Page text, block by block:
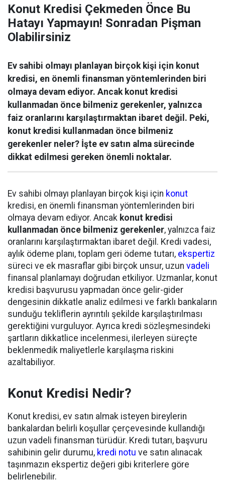
Konut Kredisi Çekmeden Önce Bu
Hatayı Yapmayın! Sonradan Pişman
Olabilirsiniz
Ev sahibi olmayı planlayan birçok kişi için konut
kredisi, en önemli finansman yöntemlerinden biri
olmaya devam ediyor. Ancak konut kredisi
kullanmadan önce bilmeniz gerekenler, yalnızca
faiz oranlarını karşılaştırmaktan ibaret değil. Peki,
konut kredisi kullanmadan önce bilmeniz
gerekenler neler? İşte ev satın alma sürecinde
dikkat edilmesi gereken önemli noktalar.
Ev sahibi olmayı planlayan birçok kişi için konut
kredisi, en önemli finansman yöntemlerinden biri
olmaya devam ediyor. Ancak konut kredisi
kullanmadan önce bilmeniz gerekenler, yalnızca faiz
oranlarını karşılaştırmaktan ibaret değil. Kredi vadesi,
aylık ödeme planı, toplam geri ödeme tutarı, ekspertiz
süreci ve ek masraflar gibi birçok unsur, uzun vadeli
finansal planlamayı doğrudan etkiliyor. Uzmanlar, konut
kredisi başvurusu yapmadan önce gelir-gider
dengesinin dikkatle analiz edilmesi ve farklı bankaların
sunduğu tekliflerin ayrıntılı şekilde karşılaştırılması
gerektiğini vurguluyor. Ayrıca kredi sözleşmesindeki
şartların dikkatlice incelenmesi, ilerleyen süreçte
beklenmedik maliyetlerle karşılaşma riskini
azaltabiliyor.
Konut Kredisi Nedir?
Konut kredisi, ev satın almak isteyen bireylerin
bankalardan belirli koşullar çerçevesinde kullandığı
uzun vadeli finansman türüdür. Kredi tutarı, başvuru
sahibinin gelir durumu, kredi notu ve satın alınacak
taşınmazın ekspertiz değeri gibi kriterlere göre
belirlenebilir.